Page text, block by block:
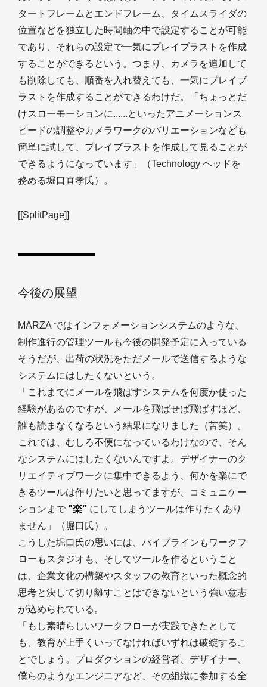
タートフレームとエンドフレーム、タイムスライダの
位置などを独立した時間軸の中で設定することが可能
であり、それらの設定で一気にプレイブラストを作成
することができるという。つまり、カメラを追加して
も削除しても、順番を入れ替えても、一気にプレイブ
ラストを作成することができるわけだ。「ちょっとだ
けスローモーションに......といったアニメーションス
ピードの調整やカメラワークのバリエーションなども
簡単に試して、プレイブラストを作成して見ることが
できるようになっています」（Technology ヘッドを
務める堀口直孝氏）。
[[SplitPage]]
今後の展望
MARZA ではインフォメーションシステムのような、
制作進行の管理ツールも今後の開発予定に入っている
そうだが、出荷の状況をただメールで送信するような
システムにはしたくないという。
「これまでにメールを飛ばすシステムを何度か使った
経験があるのですが、メールを飛ばせば飛ばすほど、
誰も読まなくなるという結果になりました（苦笑）。
これでは、むしろ不便になっているわけなので、そん
なシステムにはしたくないんですよ。デザイナーのク
リエイティブワークに集中できるよう、何かを楽にで
きるツールは作りたいと思ってますが、コミュニケー
ションまで "楽" にしてしまうツールは作りたくあり
ません」（堀口氏）。
こうした堀口氏の思いには、パイプラインもワークフ
ローもスタジオも、そしてツールを作るということ
は、企業文化の構築やスタッフの教育といった概念的
思考と決して切り離すことはできないという強い意志
が込められている。
「もし素晴らしいワークフローが実践できたとして
も、教育が上手くいってなければいずれは破綻するこ
とでしょう。プロダクションの経営者、デザイナー、
僕らのようなエンジニアなど、その組織に参加する全